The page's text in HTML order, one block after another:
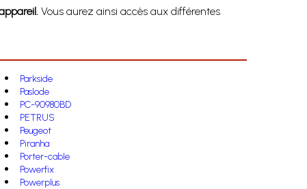
Vous aurez ainsi accès aux différentes
Parkside
Paslode
PC-90980BD
PETRUS
Peugeot
Piranha
Porter-cable
Powerfix
Powerplus